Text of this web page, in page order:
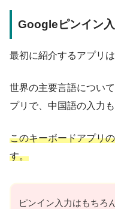
Googleピンイン
最初に紹介するアプリ
世界の主要言語につい
プリで、中国語の入力
このキーボードアプリ
す。
ピンイン入力はもちろ